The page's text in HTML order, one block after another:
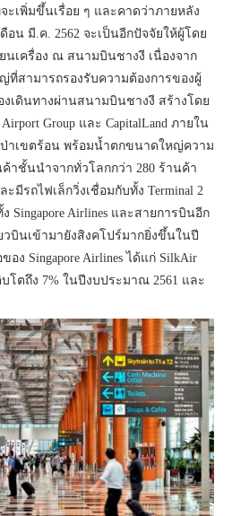
ะเพิ่มขึ้นเรื่อย ๆ และคาดว่าภายหลัง
อน มี.ค. 2562 จะเป็นอีกปัจจัยให้ผู้โดย
นเครื่อง ณ สนามบินชางงี เนื่องจาก
ญ่ที่สามารถรองรับความต้องการของผู้
เดินทางผ่านสนามบินชางงี สร้างโดย
Group และ CapitalLand ภายใน
าเขตร้อน พร้อมน้ำตกขนาดใหญ่ความ
ค้าชั้นนำจากทั่วโลกกว่า 280 ร้านค้า
ะมีรถไฟเล็กวิ่งเชื่อมกับทั้ง Terminal 2
Singapore Airlines และสายการบินอีก
วบินเข้ามายังสิงคโปร์มากยิ่งขึ้นในปี
อง Singapore Airlines ได้แก่ SilkAir
โตถึง 7% ในปีงบประมาณ 2561 และ